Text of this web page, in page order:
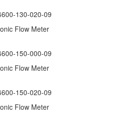
130-020-09
Flow Meter
150-000-09
Flow Meter
150-020-09
Flow Meter